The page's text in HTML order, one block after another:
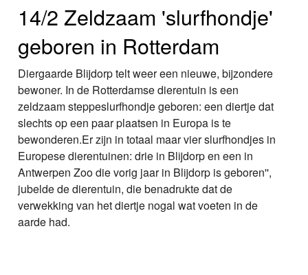
14/2 Zeldzaam 'slurfhondje'
geboren in Rotterdam
Diergaarde Blijdorp telt weer een nieuwe, bijzondere
bewoner. In de Rotterdamse dierentuin is een
zeldzaam steppeslurfhondje geboren: een diertje dat
slechts op een paar plaatsen in Europa is te
bewonderen.Er zijn in totaal maar vier slurfhondjes in
Europese dierentuinen: drie in Blijdorp en een in
Antwerpen Zoo die vorig jaar in Blijdorp is geboren'',
jubelde de dierentuin, die benadrukte dat de
verwekking van het diertje nogal wat voeten in de
aarde had.